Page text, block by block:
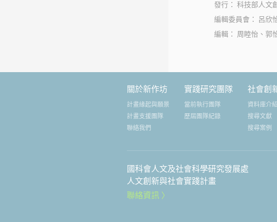
會改變什麼。
成不變、不是
發行
科技部人文
編輯委員會
呂欣
編輯
周睦怡、郭
關於新作坊
計畫緣起與願景
計畫支援團隊
聯絡我們
實踐研究團隊
當前執行團隊
歷屆團隊紀錄
社會創
資料庫介紹
搜尋文獻
搜尋案例
國科會人文及社會科學研究發展處
人文創新與社會實踐計畫
聯絡資訊